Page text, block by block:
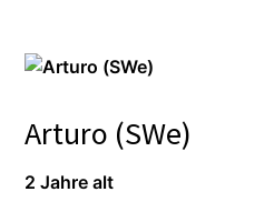
Arturo (SWe)
2 Jahre alt